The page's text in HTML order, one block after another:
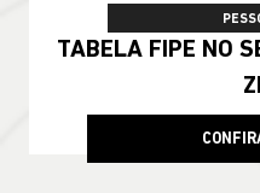
TABELA FIPE NO SEU SEMINOVO + TAXA